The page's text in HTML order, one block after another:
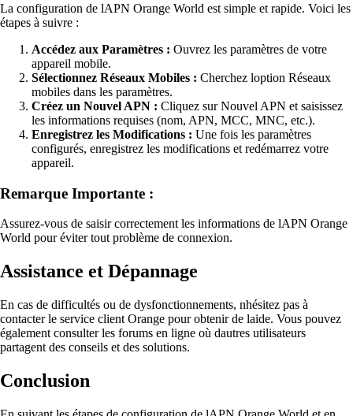
La configuration de lAPN Orange World est simple et rapide. Voici les
étapes à suivre :
Accédez aux Paramètres : Ouvrez les paramètres de votre
appareil mobile.
Sélectionnez Réseaux Mobiles : Cherchez loption Réseaux
mobiles dans les paramètres.
Créez un Nouvel APN : Cliquez sur Nouvel APN et saisissez
les informations requises (nom, APN, MCC, MNC, etc.).
Enregistrez les Modifications : Une fois les paramètres
configurés, enregistrez les modifications et redémarrez votre
appareil.
Remarque Importante :
Assurez-vous de saisir correctement les informations de lAPN Orange
World pour éviter tout problème de connexion.
Assistance et Dépannage
En cas de difficultés ou de dysfonctionnements, nhésitez pas à
contacter le service client Orange pour obtenir de laide. Vous pouvez
également consulter les forums en ligne où dautres utilisateurs
partagent des conseils et des solutions.
Conclusion